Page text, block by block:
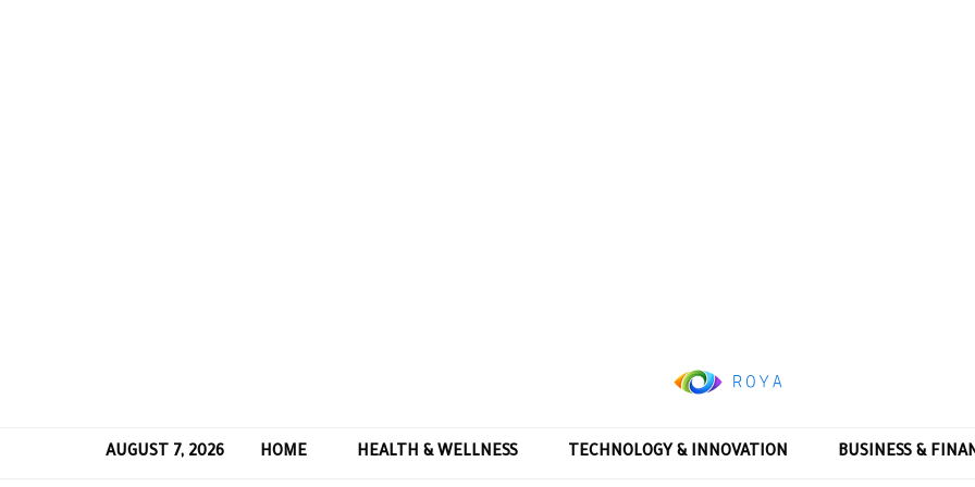
AUGUST 7, 2026 HOME HEALTH & WELLNESS TECHNOLOGY & INNOVATION BUSINESS &